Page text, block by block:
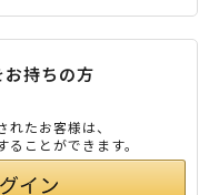
持ちの方
たお客様は、
ことができます。